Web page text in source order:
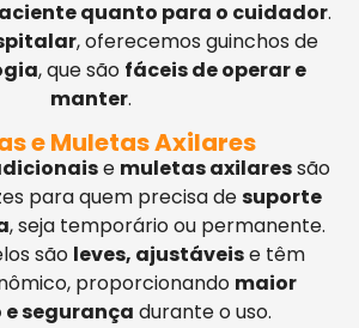
quanto para o cuidador.
, oferecemos guinchos de
, que são fáceis de operar e
manter.
e Muletas Axilares
e muletas axilaressão
para quem precisa desuporte
, seja temporário ou permanente.
são leves, ajustáveise têm
proporcionando maior
segurança durante o uso.